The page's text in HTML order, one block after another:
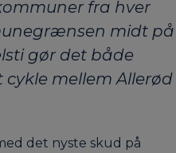
fra hver
midt på
gør det både
mellem Allerød
det nyste skud på